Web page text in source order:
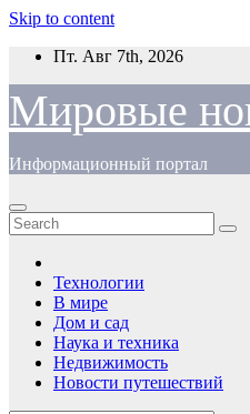
Skip to content
Пт. Авг 7th, 2026
Мировые
Информационный портал
Технологии
В мире
Дом и сад
Наука и техника
Недвижимость
Новости путешествий